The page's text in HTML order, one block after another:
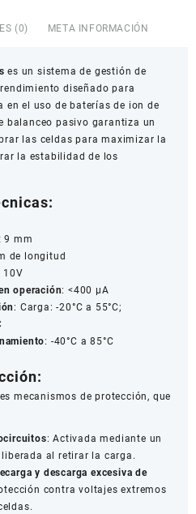
(0) META INFORMACIÓN
es un sistema de gestión de
diseñado para
en el uso de baterías de ion de
balanceo pasivo garantiza un
las celdas para maximizar la
la estabilidad de los
9 mm
de longitud
10V
operación: <400 µA
: Carga: -20°C a 55°C;
: -40°C a 85°C
mecanismos de protección, que
: Activada mediante un
al retirar la carga.
y descarga excesiva de
contra voltajes extremos